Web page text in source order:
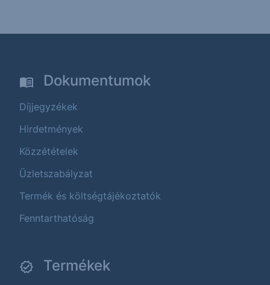
Dokumentumok
Díjjegyzékek
Hirdetmények
Közzétételek
Üzletszabályzat
Termék és költségtájékoztatók
Fenntarthatóság
Termékek